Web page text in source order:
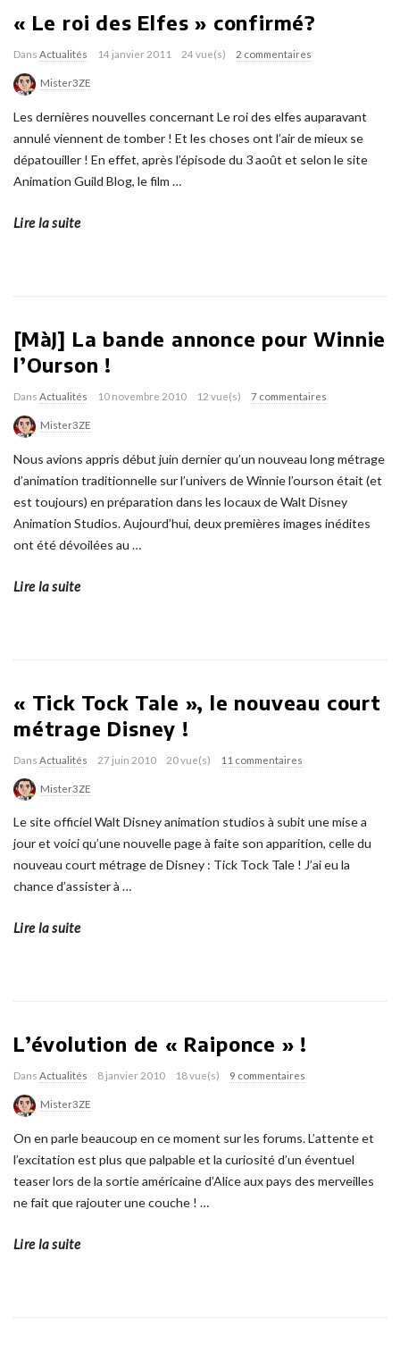
« Le roi des Elfes » confirmé?
Dans Actualités 14 janvier 2011 24 vue(s) 2 commentaires
Mister3ZE
Les dernières nouvelles concernant Le roi des elfes auparavant
annulé viennent de tomber ! Et les choses ont l’air de mieux se
dépatouiller ! En effet, après l’épisode du 3 août et selon le site
Animation Guild Blog, le film …
Lire la suite
[MàJ] La bande annonce pour Winnie
l’Ourson !
Dans Actualités 10 novembre 2010 12 vue(s) 7 commentaires
Mister3ZE
Nous avions appris début juin dernier qu’un nouveau long métrage
d’animation traditionnelle sur l’univers de Winnie l’ourson était (et
est toujours) en préparation dans les locaux de Walt Disney
Animation Studios. Aujourd’hui, deux premières images inédites
ont été dévoilées au …
Lire la suite
« Tick Tock Tale », le nouveau court
métrage Disney !
Dans Actualités 27 juin 2010 20 vue(s) 11 commentaires
Mister3ZE
Le site officiel Walt Disney animation studios à subit une mise a
jour et voici qu’une nouvelle page à faite son apparition, celle du
nouveau court métrage de Disney : Tick Tock Tale ! J’ai eu la
chance d’assister à …
Lire la suite
L’évolution de « Raiponce » !
Dans Actualités 8 janvier 2010 18 vue(s) 9 commentaires
Mister3ZE
On en parle beaucoup en ce moment sur les forums. L’attente et
l’excitation est plus que palpable et la curiosité d’un éventuel
teaser lors de la sortie américaine d’Alice aux pays des merveilles
ne fait que rajouter une couche ! …
Lire la suite